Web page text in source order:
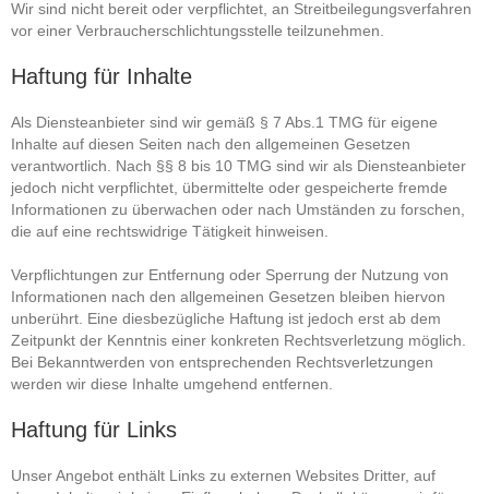
Wir sind nicht bereit oder verpflichtet, an Streitbeilegungsverfahren
vor einer Verbraucherschlichtungsstelle teilzunehmen.
Haftung für Inhalte
Als Diensteanbieter sind wir gemäß § 7 Abs.1 TMG für eigene
Inhalte auf diesen Seiten nach den allgemeinen Gesetzen
verantwortlich. Nach §§ 8 bis 10 TMG sind wir als Diensteanbieter
jedoch nicht verpflichtet, übermittelte oder gespeicherte fremde
Informationen zu überwachen oder nach Umständen zu forschen,
die auf eine rechtswidrige Tätigkeit hinweisen.
Verpflichtungen zur Entfernung oder Sperrung der Nutzung von
Informationen nach den allgemeinen Gesetzen bleiben hiervon
unberührt. Eine diesbezügliche Haftung ist jedoch erst ab dem
Zeitpunkt der Kenntnis einer konkreten Rechtsverletzung möglich.
Bei Bekanntwerden von entsprechenden Rechtsverletzungen
werden wir diese Inhalte umgehend entfernen.
Haftung für Links
Unser Angebot enthält Links zu externen Websites Dritter, auf